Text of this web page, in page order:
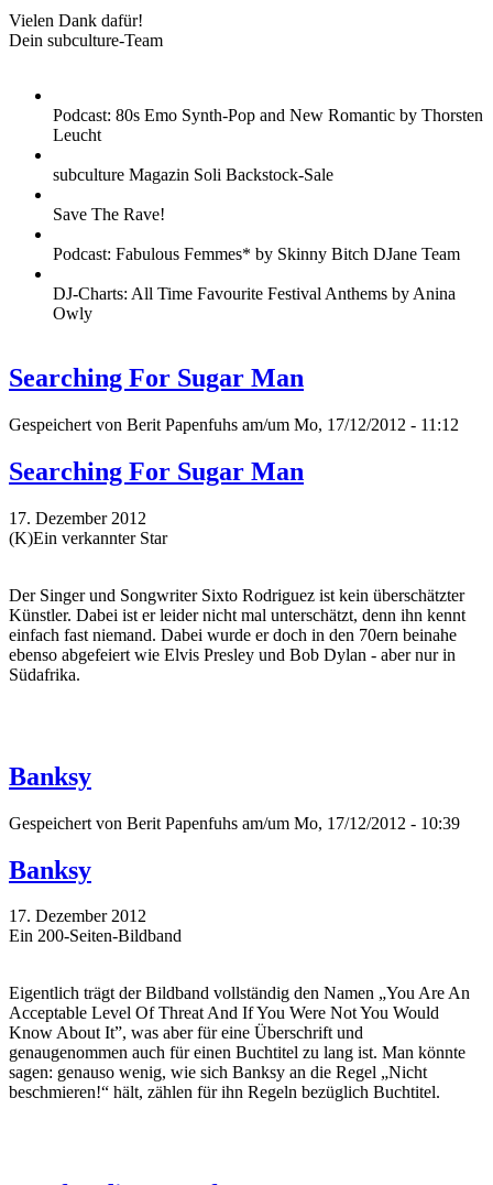
Vielen Dank dafür!
Dein subculture-Team
Podcast: 80s Emo Synth-Pop and New Romantic by Thorsten
Leucht
subculture Magazin Soli Backstock-Sale
Save The Rave!
Podcast: Fabulous Femmes* by Skinny Bitch DJane Team
DJ-Charts: All Time Favourite Festival Anthems by Anina
Owly
Searching For Sugar Man
Gespeichert von Berit Papenfuhs am/um Mo, 17/12/2012 - 11:12
Searching For Sugar Man
17. Dezember 2012
(K)Ein verkannter Star
Der Singer und Songwriter Sixto Rodriguez ist kein überschätzter
Künstler. Dabei ist er leider nicht mal unterschätzt, denn ihn kennt
einfach fast niemand. Dabei wurde er doch in den 70ern beinahe
ebenso abgefeiert wie Elvis Presley und Bob Dylan - aber nur in
Südafrika.
Banksy
Gespeichert von Berit Papenfuhs am/um Mo, 17/12/2012 - 10:39
Banksy
17. Dezember 2012
Ein 200-Seiten-Bildband
Eigentlich trägt der Bildband vollständig den Namen „You Are An
Acceptable Level Of Threat And If You Were Not You Would
Know About It”, was aber für eine Überschrift und
genaugenommen auch für einen Buchtitel zu lang ist. Man könnte
sagen: genauso wenig, wie sich Banksy an die Regel „Nicht
beschmieren!“ hält, zählen für ihn Regeln bezüglich Buchtitel.